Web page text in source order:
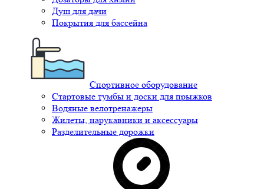
Душ для дачи
Покрытия для бассейна
Спортивное оборудование
Стартовые тумбы и доски для прыжков
Водяные велотренажеры
Жилеты, нарукавники и аксессуары
Разделительные дорожки